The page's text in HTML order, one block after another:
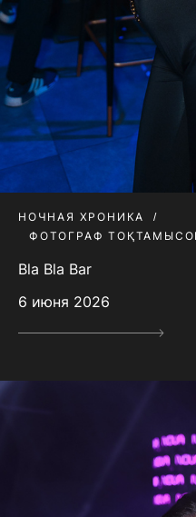
НОЧНАЯ ХРОНИКА
ФОТОГРАФ
Bla Bla Bar
6 июня 2026